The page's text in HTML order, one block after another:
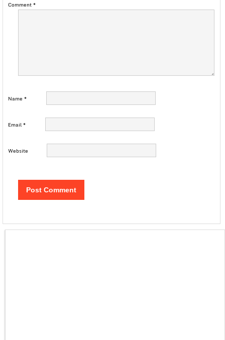
Comment*
Name *
Email*
Website